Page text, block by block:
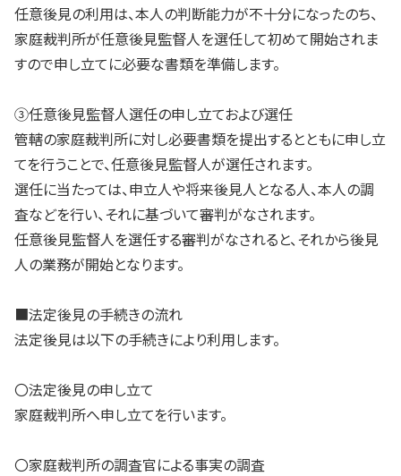
任意後見の利用は、本人の判断能力が不十分になったのち、
家庭裁判所が任意後見監督人を選任して初めて開始されま
すので申し立てに必要な書類を準備します。
③任意後見監督人選任の申し立ておよび選任
管轄の家庭裁判所に対し必要書類を提出するとともに申し立
てを行うことで、任意後見監督人が選任されます。
選任に当たっては、申立人や将来後見人となる人、本人の調
査などを行い、それに基づいて審判がなされます。
任意後見監督人を選任する審判がなされると、それから後見
人の業務が開始となります。
■法定後見の手続きの流れ
法定後見は以下の手続きにより利用します。
〇法定後見の申し立て
家庭裁判所へ申し立てを行います。
〇家庭裁判所の調査官による事実の調査